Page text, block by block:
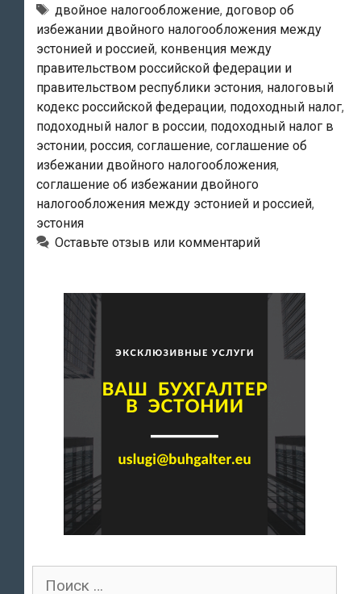
Российской
Фелерации
№
03-
04-
05/8-
852
от
02.11.2011
Метки
двойное налогообложение, договор об
избежании двойного налогообложения между
эстонией и россией, конвенция между
правительством российской федерации и
правительством республики эстония, налоговый
кодекс российской федерации, подоходный налог,
подоходный налог в россии, подоходный налог в
эстонии, россия, соглашение, соглашение об
избежании двойного налогообложения,
соглашение об избежании двойного
налогообложения между эстонией и россией,
эстония
Оставьте отзыв или комментарий
Поиск